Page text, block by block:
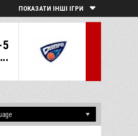
ПОКАЗАТИ ІНШІ ІГРИ